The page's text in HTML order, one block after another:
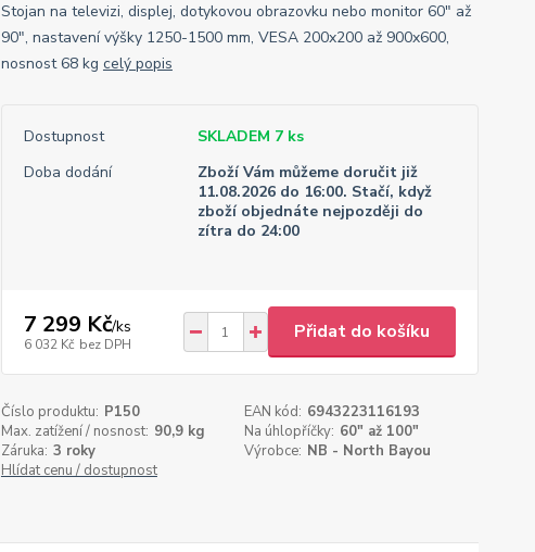
Stojan na televizi, displej, dotykovou obrazovku nebo monitor 60" až
90", nastavení výšky 1250-1500 mm, VESA 200x200 až 900x600,
nosnost 68 kg celý popis
Dostupnost
SKLADEM 7 ks
Doba dodání
Zboží Vám můžeme doručit již
11.08.2026 do 16:00. Stačí, když
zboží objednáte nejpozději do
zítra do 24:00
7 299 Kč/ks
6 032 Kč bez DPH
Přidat do košíku
Číslo produktu: P150 EAN kód: 6943223116193
Max. zatížení / nosnost: 90,9 kg Na úhlopříčky: 60" až 100"
Záruka: 3 roky Výrobce: NB - North Bayou
Hlídat cenu / dostupnost